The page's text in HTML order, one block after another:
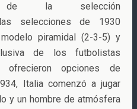
de la selección
las selecciones de 1930
piramidal (2-3-5) y
de los futbolistas
ofrecieron opciones de
Italia comenzó a jugar
y un hombre de atmósfera